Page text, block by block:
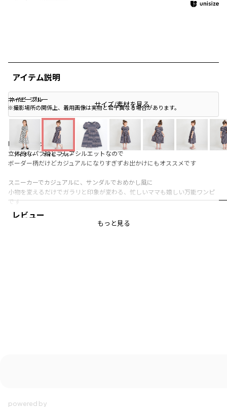
ネイビーブルー
※撮影場所の関係上、着用画像は実物と若干異なる場合があります。
ネイビーブルー
ネイビーブルー
アイボリー ネイビーブルー
レビュー
アイテム説明
サイズ/素材を見る
■商品ポイント
立体的なパフ袖とフレアシルエットなので
ボーダー柄だけどカジュアルになりすぎずお出かけにもオススメです
スニーカーでカジュアルに、サンダルでおめかし風に
小物を変えるだけでガラリと印象が変わる、忙しいママも嬉しい万能ワンピ
です
もっと見る